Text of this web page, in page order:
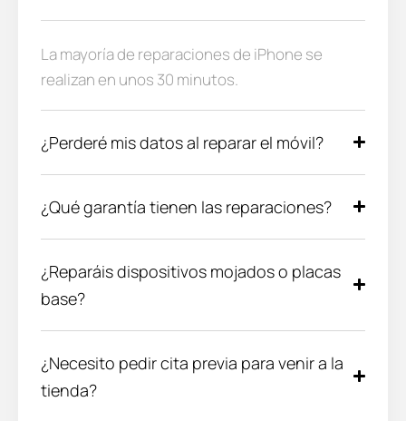
La mayoría de reparaciones de iPhone se
realizan en unos 30 minutos.
¿Perderé mis datos al reparar el móvil?
¿Qué garantía tienen las reparaciones?
¿Reparáis dispositivos mojados o placas
base?
¿Necesito pedir cita previa para venir a la
tienda?